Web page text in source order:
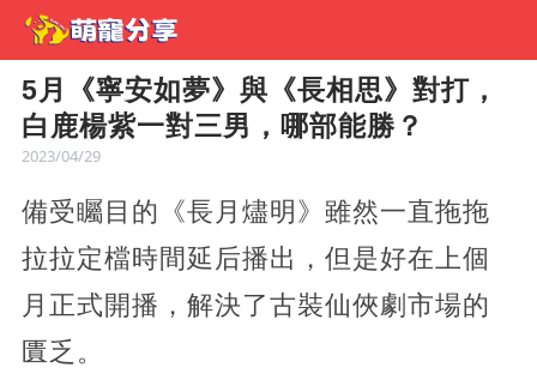
5月《寧安如夢》與《長相思》對打，
白鹿楊紫一對三男，哪部能勝？
2023/04/29
備受矚目的《長月燼明》雖然一直拖拖
拉拉定檔時間延后播出，但是好在上個
月正式開播，解決了古裝仙俠劇市場的
匱乏。